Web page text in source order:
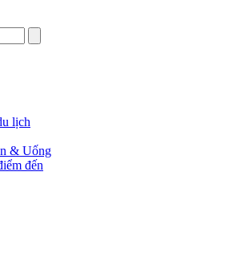
lịch
& Uống
đến